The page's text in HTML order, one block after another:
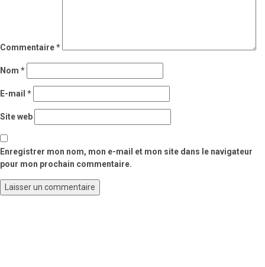
Commentaire*
Nom *
E-mail *
Site web
Enregistrer mon nom, mon e-mail et mon site dans le navigateur
pour mon prochain commentaire.